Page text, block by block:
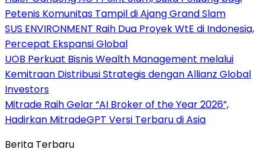
Petenis Komunitas Tampil di Ajang Grand Slam
SUS ENVIRONMENT Raih Dua Proyek WtE di Indonesia,
Percepat Ekspansi Global
UOB Perkuat Bisnis Wealth Management melalui
Kemitraan Distribusi Strategis dengan Allianz Global
Investors
Mitrade Raih Gelar “AI Broker of the Year 2026”,
Hadirkan MitradeGPT Versi Terbaru di Asia
Berita Terbaru